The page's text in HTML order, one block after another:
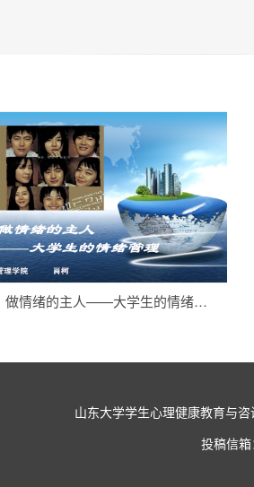
做情绪的主人——大学生的情绪…
山东大学学生心理健康教育与
投稿信箱